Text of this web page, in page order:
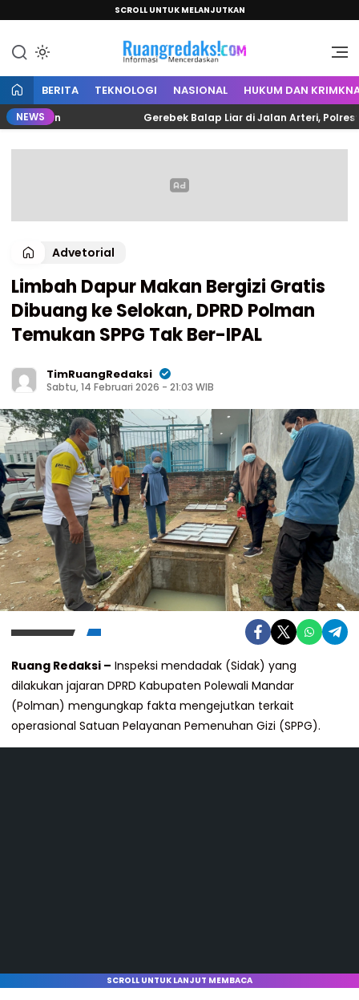
SCROLL UNTUK MELANJUTKAN
Ruang Redaksi
Informasi Mencerdaskan
BERITA TEKNOLOGI NASIONAL HUKUM DAN
NEWS Gerebek Balap Liar di Jalan Arteri, Polresta
Advetorial
Limbah Dapur Makan Bergizi Gratis
Dibuang ke Selokan, DPRD Polman
Temukan SPPG Tak Ber-IPAL
TimRuangRedaksi
Sabtu, 14 Februari 2026 - 21:03 WIB
Ruang Redaksi – Inspeksi mendadak (Sidak) yang
dilakukan jajaran DPRD Kabupaten Polewali Mandar
(Polman) mengungkap fakta mengejutkan terkait
operasional Satuan Pelayanan Pemenuhan Gizi (SPPG).
SCROLL UNTUK LANJUT MEMBACA